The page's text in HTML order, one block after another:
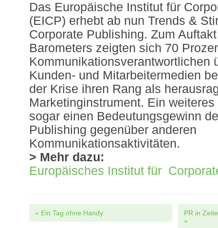
Das Europäische Institut für
(EICP) erhebt ab nun Trends &
Corporate Publishing. Zum
Barometers zeigten sich 70
Kommunikationsverantwortlichen
Kunden- und Mitarbeitermedien
der Krise ihren Rang als
Marketinginstrument. Ein
sogar einen Bedeutungsgewinn
Publishing gegenüber anderen
Kommunikationsaktivitäten.
> Mehr dazu:
Europäisches Institut für
Post navigation
« Ein Tag ohne Handy
PR in
»